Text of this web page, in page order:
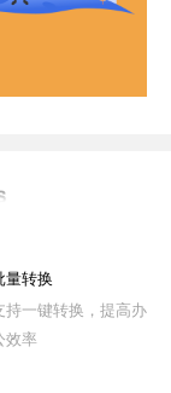
量转换
持一键转换，提高办
效率